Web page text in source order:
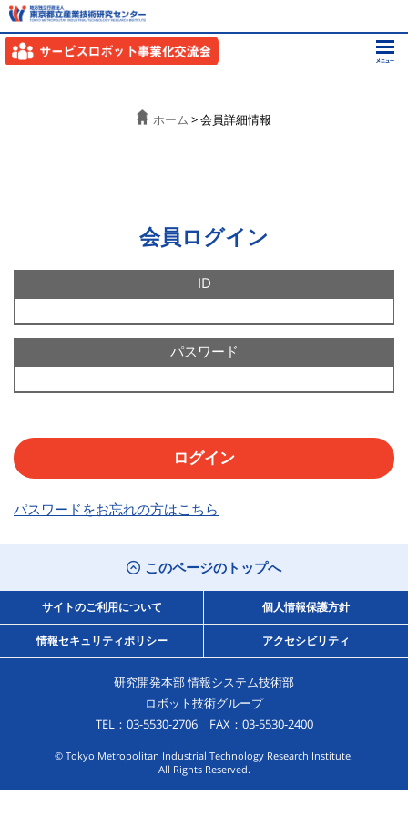
ホーム > 会員詳細情報
会員ログイン
ID
パスワード
パスワードをお忘れの方はこちら
このページのトップへ
サイトのご利用について 個人情報保護方針
情報セキュリティポリシー アクセシビリティ
研究開発本部 情報システム技術部
ロボット技術グループ
TEL：03-5530-2706 FAX：03-5530-2400
© Tokyo Metropolitan Industrial Technology Research Institute.
All Rights Reserved.